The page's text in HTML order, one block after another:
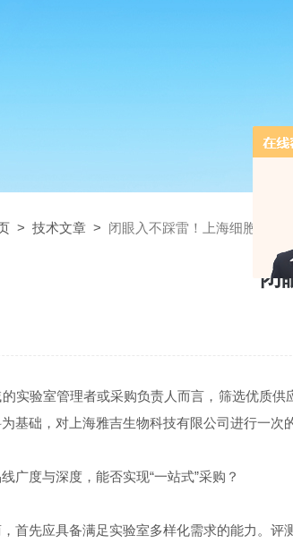
> 技术文章 > 闭眼入不踩雷！上海细胞库哪
闭
实验室管理者或采购负责人而言，筛选优质
基础，对上海雅吉生物科技有限公司进行一次
广度与深度，能否实现“一站式”采购？
首先应具备满足实验室多样化需求的能力。评